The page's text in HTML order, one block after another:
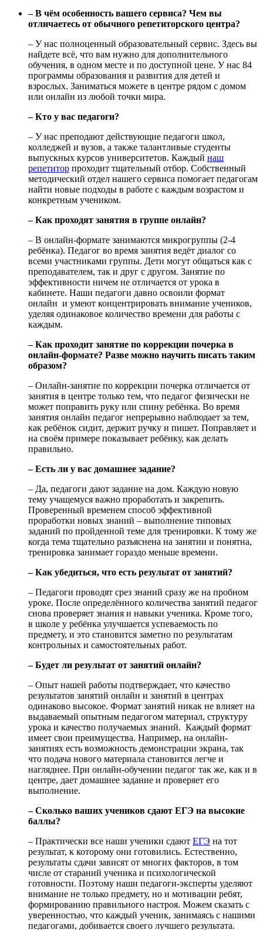
– В чём особенность вашего сервиса? Чем вы
отличаетесь от обычного репетиторского центра?
– У нас полноценный образовательный сервис. Здесь вы
найдете всё, что вам нужно для дополнительного
обучения, в одном месте и по доступной цене. У нас 84
программы образования и развития для детей и
взрослых. Заниматься можете в центре рядом с домом
или онлайн из любой точки мира.
– Кто у вас педагоги?
– У нас преподают действующие педагоги школ,
колледжей и вузов, а также талантливые студенты
выпускных курсов университетов. Каждый наш
репетитор проходит тщательный отбор. Собственный
методический отдел нашего сервиса помогает педагогам
найти новые подходы в работе с каждым возрастом и
конкретным учеником.
– Как проходят занятия в группе онлайн?
– В онлайн-формате занимаются микрогруппы (2-4
ребёнка). Педагог во время занятия ведёт диалог со
всеми участниками группы. Дети могут общаться как с
преподавателем, так и друг с другом. Занятие по
эффективности ничем не отличается от урока в
кабинете. Наши педагоги давно освоили формат
онлайн и умеют концентрировать внимание учеников,
уделяя одинаковое количество времени для работы с
каждым.
– Как проходит занятие по коррекции почерка в
онлайн-формате? Разве можно научить писать таким
образом?
– Онлайн-занятие по коррекции почерка отличается от
занятия в центре только тем, что педагог физически не
может поправить руку или спину ребёнка. Во время
занятия онлайн педагог непрерывно наблюдает за тем,
как ребёнок сидит, держит ручку и пишет. Поправляет и
на своём примере показывает ребёнку, как делать
правильно.
– Есть ли у вас домашнее задание?
– Да, педагоги дают задание на дом. Каждую новую
тему учащемуся важно проработать и закрепить.
Проверенный временем способ эффективной
проработки новых знаний – выполнение типовых
заданий по пройденной теме для тренировки. К тому же
когда тема тщательно разъяснена на занятии и понятна,
тренировка занимает гораздо меньше времени.
– Как убедиться, что есть результат от занятий?
– Педагоги проводят срез знаний сразу же на пробном
уроке. После определённого количества занятий педагог
снова проверяет знания и навыки ученика. Кроме того,
в школе у ребёнка улучшается успеваемость по
предмету, и это становится заметно по результатам
контрольных и самостоятельных работ.
– Будет ли результат от занятий онлайн?
– Опыт нашей работы подтверждает, что качество
результатов занятий онлайн и занятий в центрах
одинаково высокое. Формат занятий никак не влияет на
выдаваемый опытным педагогом материал, структуру
урока и качество получаемых знаний. Каждый формат
имеет свои преимущества. Например, на онлайн-
занятиях есть возможность демонстрации экрана, так
что подача нового материала становится легче и
нагляднее. При онлайн-обучении педагог так же, как и в
центре, дает домашнее задание и проверяет его
выполнение.
– Сколько ваших учеников сдают ЕГЭ на высокие
баллы?
– Практически все наши ученики сдают ЕГЭ на тот
результат, к которому они готовились. Естественно,
результаты сдачи зависят от многих факторов, в том
числе от стараний ученика и психологической
готовности. Поэтому наши педагоги-эксперты уделяют
внимание не только предмету, но и мотивации ребят,
формированию правильного настроя. Можем сказать с
уверенностью, что каждый ученик, занимаясь с нашими
педагогами, добивается своего лучшего результата.